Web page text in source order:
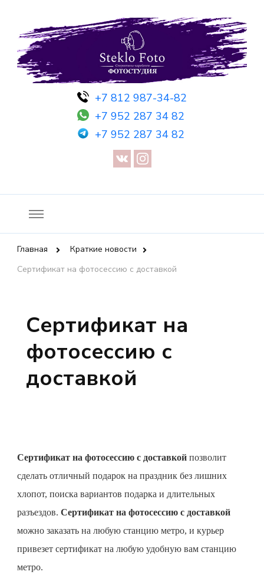
+7 812 987-34-82
+7 952 287 34 82
+7 952 287 34 82
Фотостудия SF
Фотосессия в студии СПб — Фотосессия в Санкт-Петербурге
— Предметная съемка — Невидимый манекен — Прозрачный
манекен — Сертификат на фотосессию
Главная
Краткие новости
Сертификат на фотосессию с доставкой
Сертификат на
фотосессию с
доставкой
Сертификат на фотосессию с доставкой позволит
сделать отличный подарок на праздник без лишних
хлопот, поиска вариантов подарка и длительных
разъездов. Сертификат на фотосессию с доставкой
можно заказать на любую станцию метро, и курьер
привезет сертификат на любую удобную вам станцию
метро.